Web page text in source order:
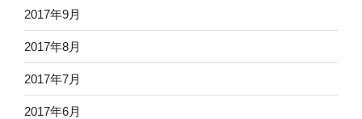
2017年9月
2017年8月
2017年7月
2017年6月